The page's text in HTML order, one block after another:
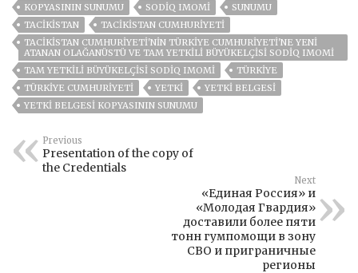
KOPYASININ SUNUMU
SODIQ IMOMI
SUNUMU
TACİKİSTAN
TACIKISTAN CUMHURIYETI
TACIKISTAN CUMHURIYETI'NIN TÜRKIYE CUMHURIYETI'NE YENI
ATANAN OLAĞANÜSTÜ VE TAM YETKILI BÜYÜKELÇISI SODIQ IMOMI
TAM YETKILI BÜYÜKELÇISI SODIQ IMOMI
TÜRKİYE
TÜRKIYE CUMHURIYETI
YETKI
YETKI BELGESI
YETKI BELGESI KOPYASININ SUNUMU
Previous
Presentation of the copy of
the Credentials
Next
«Единая Россия» и
«Молодая Гвардия»
доставили более пяти
тонн гумпомощи в зону
СВО и приграничные
регионы